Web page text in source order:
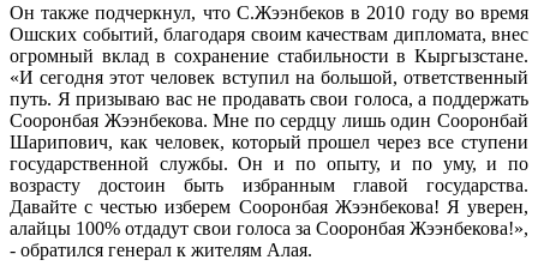
Он также подчеркнул, что С.Жээнбеков в 2010 году во время
Ошских событий, благодаря своим качествам дипломата, внес
огромный вклад в сохранение стабильности в Кыргызстане.
«И сегодня этот человек вступил на большой, ответственный
путь. Я призываю вас не продавать свои голоса, а поддержать
Сооронбая Жээнбекова. Мне по сердцу лишь один Сооронбай
Шарипович, как человек, который прошел через все ступени
государственной службы. Он и по опыту, и по уму, и по
возрасту достоин быть избранным главой государства.
Давайте с честью изберем Сооронбая Жээнбекова! Я уверен,
алайцы 100% отдадут свои голоса за Сооронбая Жээнбекова!»,
- обратился генерал к жителям Алая.